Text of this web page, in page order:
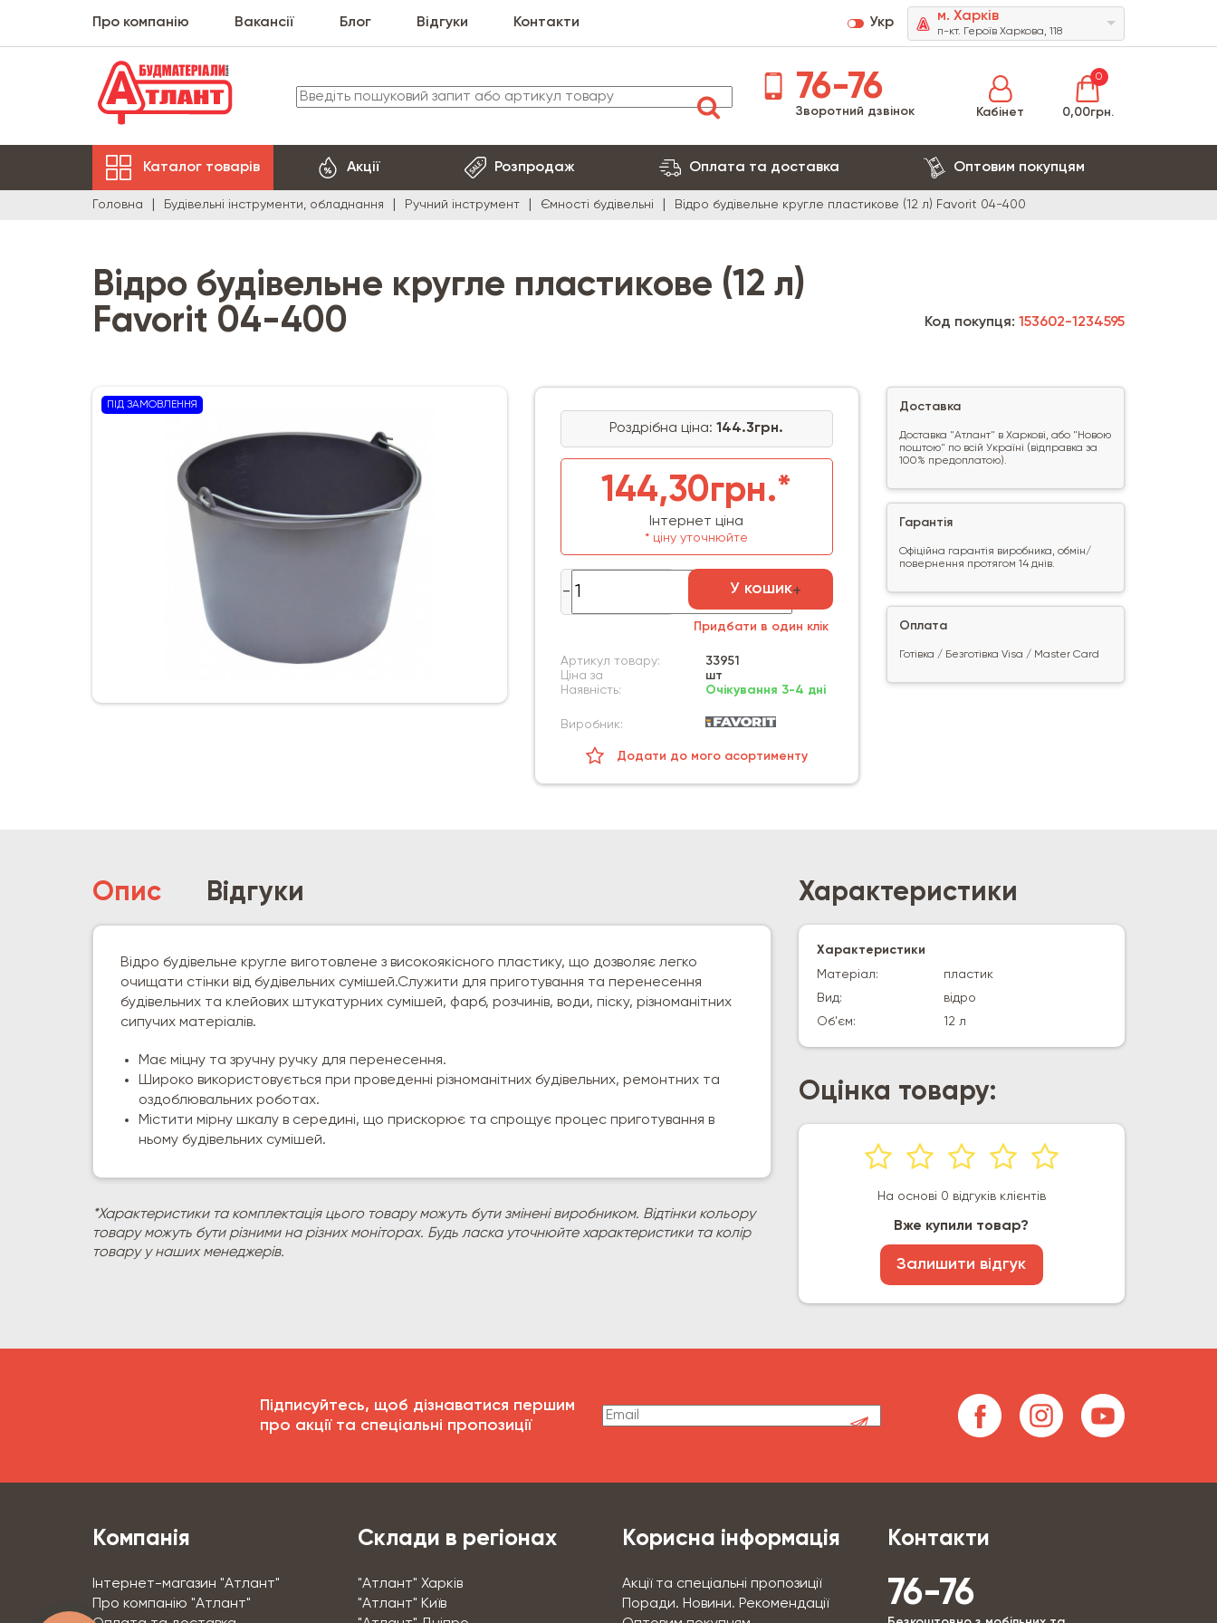
Про компанію Вакансії Блог Відгуки Контакти Укр м. Харків
п-кт. Героїв Харкова, 118
76-76
Зворотний дзвінок Кабінет
0
0,00грн.
Каталог товарів Акції Розпродаж Оплата та доставка Оптовим покупцям
Головна Будівельні інструменти, обладнання Ручний інструмент Ємності будівельні Відро будівельне кругле пластикове (12 л) Favorit 04-400
Відро будівельне кругле пластикове (12 л)
Favorit 04-400
ПІД ЗАМОВЛЕННЯ
Роздрібна ціна:144.3грн.
144,30грн.*
Інтернет ціна
* ціну уточнюйте
У кошик
Придбати в один клік
Артикул товару:
33951
Ціна за
шт
Наявність:
Очікування 3-4 дні
Виробник:
Додати до мого асортименту
Код покупця: 153602-1234595
Доставка
Доставка "Атлант" в Харкові, або "Новою
поштою" по всій Україні (відправка за
100% предоплатою).
Гарантія
Офіційна гарантія виробника, обмін/
повернення протягом 14 днів.
Оплата
Готівка / Безготівка Visa / Master Card
Опис Відгуки
Відро будівельне кругле виготовлене з високоякісного пластику, що дозволяє легко
очищати стінки від будівельних сумішей.Служити для приготування та перенесення
будівельних та клейових штукатурних сумішей, фарб, розчинів, води, піску, різноманітних
сипучих матеріалів.
Має міцну та зручну ручку для перенесення.
Широко використовується при проведенні різноманітних будівельних, ремонтних та
оздоблювальних роботах.
Містити мірну шкалу в середині, що прискорює та спрощує процес приготування в
ньому будівельних сумішей.
*Характеристики та комплектація цього товару можуть бути змінені виробником. Відтінки кольору
товару можуть бути різними на різних моніторах. Будь ласка уточнюйте характеристики та колір
товару у наших менеджерів.
Характеристики
Характеристики
Матеріал:
пластик
Вид:
відро
Об'єм:
12 л
Оцінка товару:
На основі 0 відгуків клієнтів
Вже купили товар?
Залишити відгук
Підписуйтесь, щоб дізнаватися першим
про акції та спеціальні пропозиції
Компанія
Інтернет-магазин "Атлант"
Про компанію "Атлант"
Склади в регіонах
"Атлант" Харків
"Атлант" Київ
Корисна інформація
Акції та спеціальні пропозиції
Поради. Новини. Рекомендації
Контакти
76-76